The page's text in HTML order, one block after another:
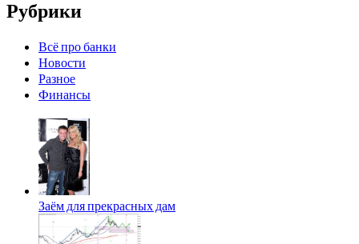
Рубрики
Всё про банки
Новости
Разное
Финансы
Заём для прекрасных дам